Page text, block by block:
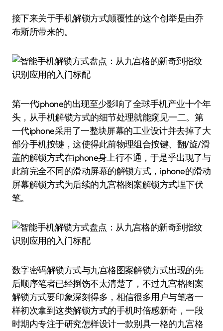
接下来关于手机解锁方式颠覆性的这个创举是由乔
布斯所带来的。
第一代iphone的出现至少影响了全球手机产业十个年
头，从手机解锁方式的细节处理就能窥见一二。第
一代iphone采用了一整块屏幕的工业设计并去掉了大
部分手机按键，这使得此前物理组合按键、翻/旋/滑
盖的解锁方式在iphone身上行不通，于是乎出现了与
此前完全不同的滑动屏幕的解锁方式，iphone的滑动
屏幕解锁方式为后续的九宫格图案解锁方式埋下伏
笔。
数字密码解锁方式与九宫格图案解锁方式出现的先
后顺序笔者已经捯饬不太清楚了，不过九宫格图案
解锁方式要印象深刻得多，相信很多用户与笔者一
样初次拿到这类解锁方式的手机时倍感新奇，一段
时期内专注于研究怎样设计一款别具一格的九宫格